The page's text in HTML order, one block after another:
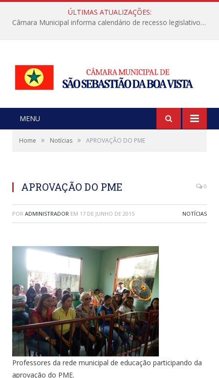
ÚLTIMAS ATUALIZAÇÕES:
Câmara Municipal informa calendário de recesso legislativo de julho
MENU
Home » Notícias » APROVAÇÃO DO PME
APROVAÇÃO DO PME 0
POR ADMINISTRADOR EM 17 DE JUNHO DE 2015 NOTÍCIAS
Professores da rede municipal de educação participando da
aprovação do PME.